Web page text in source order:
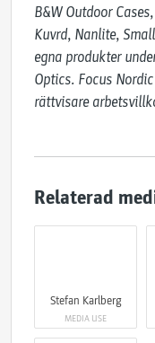
B&W Outdoor
Kuvrd, Nanlite,
egna produkter
Optics. Focus
rättvisare
Relaterad
Stefan Karlberg
MEDIA USE